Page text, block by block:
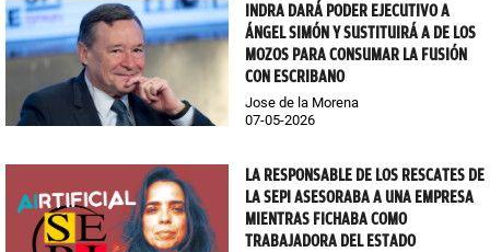
INDRA DARÁ PODER EJECUTIVO A
ÁNGEL SIMÓN Y SUSTITUIRÁ A DE LOS
MOZOS PARA CONSUMAR LA FUSIÓN
CON ESCRIBANO
Jose de la Morena
07-05-2026
LA RESPONSABLE DE LOS RESCATES DE
LA SEPI ASESORABA A UNA EMPRESA
MIENTRAS FICHABA COMO
TRABAJADORA DEL ESTADO